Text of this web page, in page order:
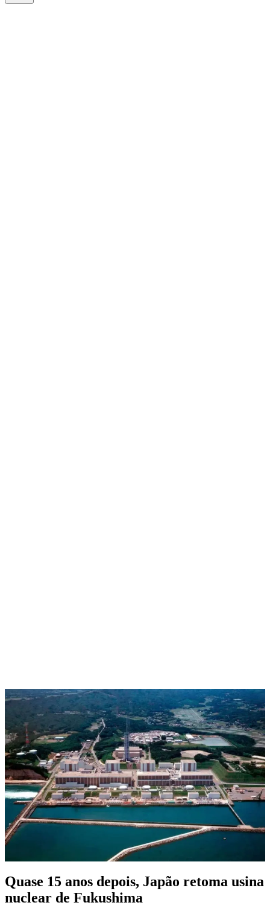
Quase 15 anos depois, Japão retoma usina
nuclear de Fukushima